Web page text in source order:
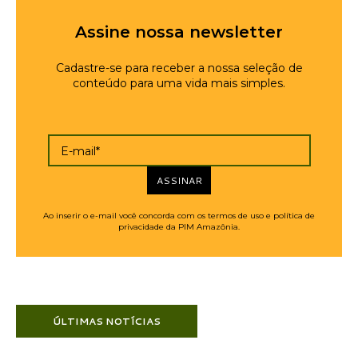
Assine nossa newsletter
Cadastre-se para receber a nossa seleção de
conteúdo para uma vida mais simples.
E-mail*
ASSINAR
Ao inserir o e-mail você concorda com os termos de uso e política de
privacidade da PIM Amazônia.
ÚLTIMAS NOTÍCIAS